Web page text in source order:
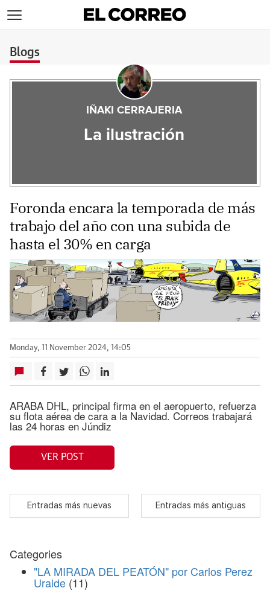
Blogs
IÑAKI CERRAJERIA
La ilustración
Foronda encara la temporada de más
trabajo del año con una subida de
hasta el 30% en carga
Monday, 11 November 2024, 14:05
ARABA DHL, principal firma en el aeropuerto, refuerza
su flota aérea de cara a la Navidad. Correos trabajará
las 24 horas en Júndiz
VER POST
Entradas más nuevas Entradas más antiguas
Categories
"LA MIRADA DEL PEATÓN" por Carlos Perez
Uralde (11)